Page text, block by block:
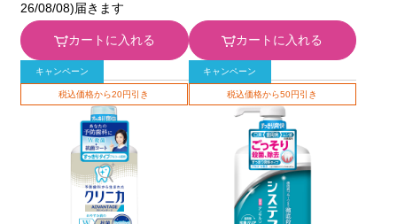
26/08/08)届きます
カートに入れる カートに入れる
キャンペーン
税込価格から20円引き
キャンペーン
税込価格から50円引き